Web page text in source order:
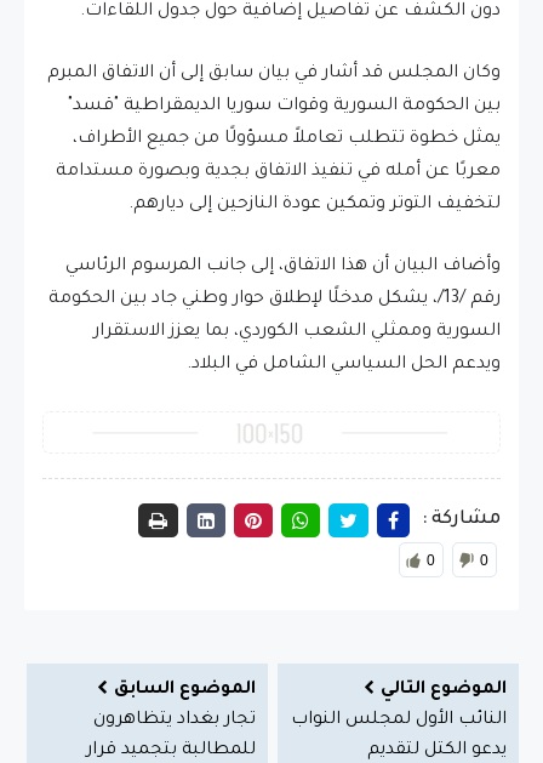
دون الكشف عن تفاصيل إضافية حول جدول اللقاءات.
وكان المجلس قد أشار في بيان سابق إلى أن الاتفاق المبرم
بين الحكومة السورية وقوات سوريا الديمقراطية "قسد"
يمثل خطوة تتطلب تعاملاً مسؤولًا من جميع الأطراف،
معربًا عن أمله في تنفيذ الاتفاق بجدية وبصورة مستدامة
لتخفيف التوتر وتمكين عودة النازحين إلى ديارهم.
وأضاف البيان أن هذا الاتفاق، إلى جانب المرسوم الرئاسي
رقم /13/، يشكل مدخلًا لإطلاق حوار وطني جاد بين الحكومة
السورية وممثلي الشعب الكوردي، بما يعزز الاستقرار
ويدعم الحل السياسي الشامل في البلاد.
مشاركة :
0 0
الموضوع التالي
النائب الأول لمجلس النواب
يدعو الكتل لتقديم
الموضوع السابق
تجار بغداد يتظاهرون
للمطالبة بتجميد قرار